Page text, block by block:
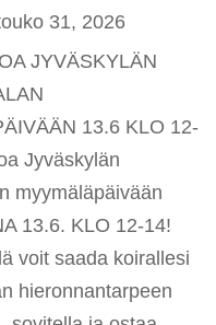
31, 2026
JYVÄSKYLÄN
13.6 KLO 12-
Jyväskylän
myymäläpäivään
13.6. KLO 12-14!
voit saada koirallesi
hieronnantarpeen